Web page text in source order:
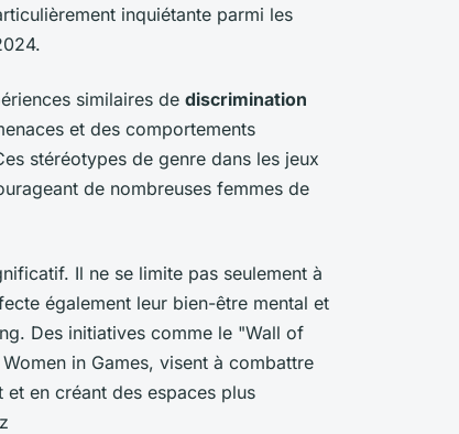
inquiétante parmi les
similaires de discrimination
et des comportements
stéréotypes de genre dans les jeux
de nombreuses femmes de
Il ne se limite pas seulement à
également leur bien-être mental et
Des initiatives comme le "Wall of
in Games, visent à combattre
et en créant des espaces plus